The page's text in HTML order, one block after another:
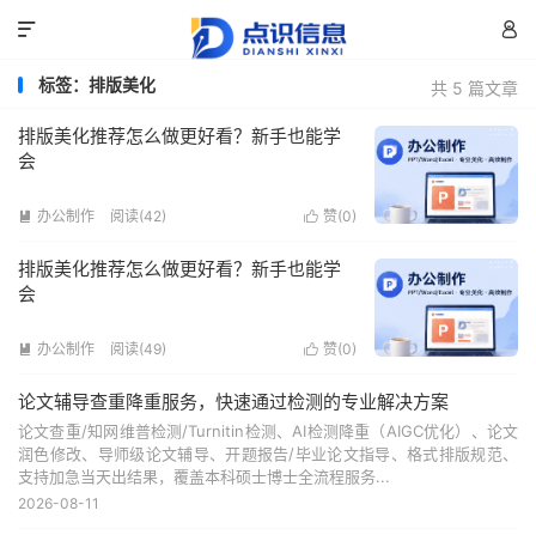


共 5 篇文章
标签：排版美化
排版美化推荐怎么做更好看？新手也能学
会
 赞(0)
 办公制作 阅读(42)
排版美化推荐怎么做更好看？新手也能学
会
 赞(0)
 办公制作 阅读(49)
论文辅导查重降重服务，快速通过检测的专业解决方案
论文查重/知网维普检测/Turnitin检测、AI检测降重（AIGC优化）、论文
润色修改、导师级论文辅导、开题报告/毕业论文指导、格式排版规范、
支持加急当天出结果，覆盖本科硕士博士全流程服务...
2026-08-11